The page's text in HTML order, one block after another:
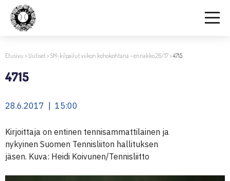
Etusivu > Uutiset>SM-kilpailut viikon kohokohtana – ennakko 26/17>4715
4715
28.6.2017 | 15:00
Kirjoittaja on entinen tennisammattilainen ja
nykyinen Suomen Tennisliiton hallituksen
jäsen. Kuva: Heidi Koivunen/Tennisliitto